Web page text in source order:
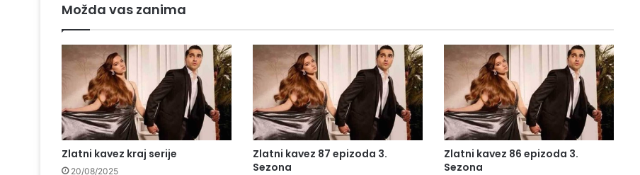
Možda vas zanima
Zlatni kavez kraj serije
20/08/2025
Zlatni kavez 87 epizoda 3.
Sezona
Zlatni kavez 86 epizoda 3.
Sezona